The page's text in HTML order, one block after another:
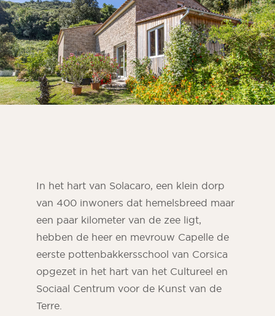
Kamer
Keuken
Badkamer
ALLE BINNENRUIMTES
Buitenfaciliteiten
ALLE BUITENRUIMTES
In het hart van Solacaro, een klein dorp
van 400 inwoners dat hemelsbreed maar
een paar kilometer van de zee ligt,
hebben de heer en mevrouw Capelle de
eerste pottenbakkersschool van Corsica
opgezet in het hart van het Cultureel en
Sociaal Centrum voor de Kunst van de
Terre.